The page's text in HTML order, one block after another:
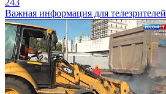
Важная информация для телезрителей